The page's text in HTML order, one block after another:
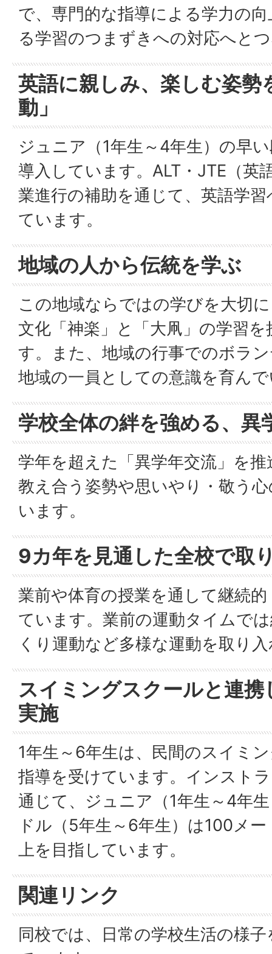
で、専門的な指導による学力の
る学習のつまずきへの対応へと
英語に親しみ、楽しむ姿勢
動」
ジュニア（1年生～4年生）の早
導入しています。ALT・JTE（英
業進行の補助を通じて、英語学
ています。
地域の人から伝統を学ぶ
この地域ならではの学びを大切
文化「神楽」と「大凧」の学習
す。また、地域の行事でのボラ
地域の一員としての意識を育ん
学校全体の絆を強める、異
学年を超えた「異学年交流」を
教え合う姿勢や思いやり・敬う
います。
9カ年を見通した全校で取
業前や体育の授業を通して継続
ています。業前の運動タイムで
くり運動など多様な運動を取り
スイミングスクールと連
実施
1年生～6年生は、民間のスイミ
指導を受けています。インスト
通じて、ジュニア（1年生～4年
ドル（5年生～6年生）は100メ
上を目指しています。
関連リンク
同校では、日常の学校生活の様